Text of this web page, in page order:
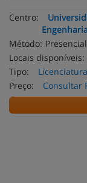
Centro:
Método: Presencial
Locais disponíveis:
Tipo:
Licenciatura
Preço:
Consultar